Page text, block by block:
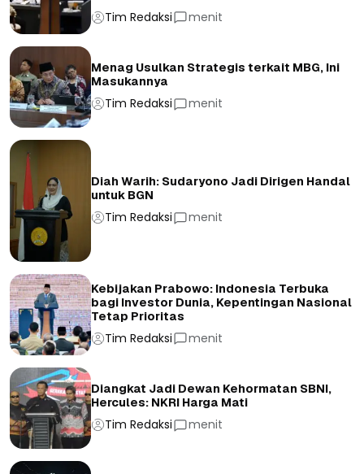
Tim Redaksi menit
Menag Usulkan Strategis terkait MBG, Ini
Masukannya
Tim Redaksi menit
Diah Warih: Sudaryono Jadi Dirigen Handal
untuk BGN
Tim Redaksi menit
Kebijakan Prabowo: Indonesia Terbuka
bagi Investor Dunia, Kepentingan Nasional
Tetap Prioritas
Tim Redaksi menit
Diangkat Jadi Dewan Kehormatan SBNI,
Hercules: NKRI Harga Mati
Tim Redaksi menit